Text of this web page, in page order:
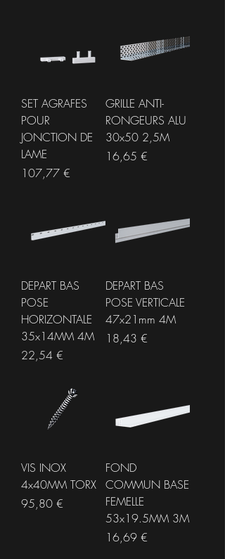
SET AGRAFES
POUR
JONCTION DE
LAME
Prix
107,77 €
GRILLE ANTI-
RONGEURS ALU
30x50 2,5M
Prix
16,65 €
DEPART BAS
POSE
HORIZONTALE
35x14MM 4M
Prix
22,54 €
DEPART BAS
POSE VERTICALE
47x21mm 4M
Prix
18,43 €
VIS INOX
4x40MM TORX
Prix
95,80 €
FOND
COMMUN BASE
FEMELLE
53x19.5MM 3M
Prix
16,69 €